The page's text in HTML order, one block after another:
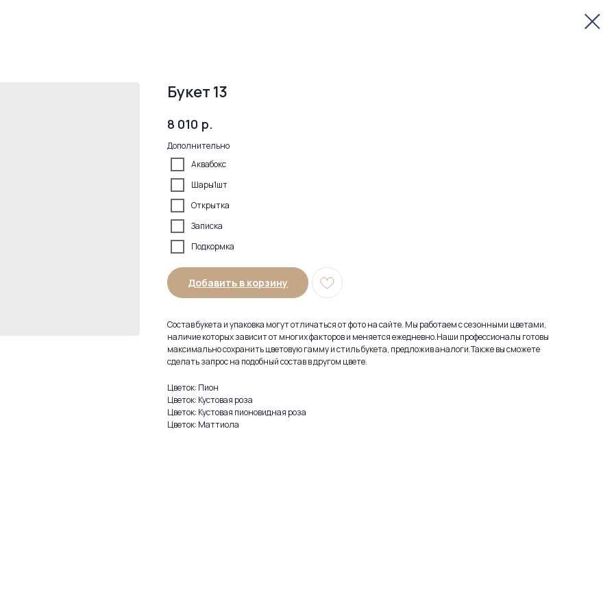
Букет 13
8 010 р.
Дополнительно
Аквабокс
Шары1шт
Открытка
Записка
Подкормка
Добавить в корзину
Состав букета и упаковка могут отличаться от фото на сайте. Мы работаем с сезонными цветами,
наличие которых зависит от многих факторов и меняется ежедневно.Наши профессионалы готовы
максимально сохранить цветовую гамму и стиль букета, предложив аналоги.Также вы сможете
сделать запрос на подобный состав в другом цвете.
Цветок: Пион
Цветок: Кустовая роза
Цветок: Кустовая пионовидная роза
Цветок: Маттиола